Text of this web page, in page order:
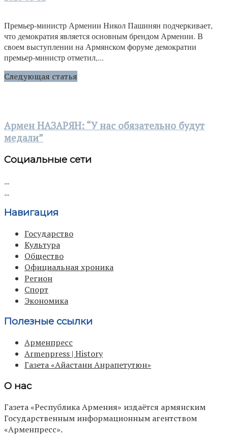
Премьер-министр Армении Никол Пашинян подчеркивает,
что демократия является основным брендом Армении. В
своем выступлении на Армянском форуме демократии
премьер-министр отметил,...
Следующая статья
Армен НАЗАРЯН: “У нас обязательно будут
медали”
Социальные сети
Навигация
Государство
Культура
Общество
Официальная хроника
Регион
Спорт
Экономика
Полезные ссылки
Арменпресс
Armenpress | History
Газета «Айастани Анрапетутюн»
О нас
Газета «Республика Армения» издаётся армянским
Государственным информационным агентством
«Арменпресс».